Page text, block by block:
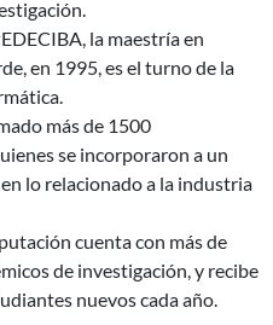
la maestría en
en 1995, es el turno de la
más de 1500
se incorporaron a un
lo relacionado a la industria
cuenta con más de
de investigación, y recibe
nuevos cada año.